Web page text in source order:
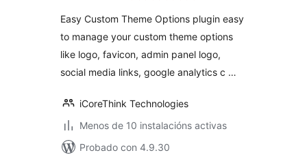
Easy Custom Theme Options plugin easy
to manage your custom theme options
like logo, favicon, admin panel logo,
social media links, google analytics c …
iCoreThink Technologies
Menos de 10 instalacións activas
Probado con 4.9.30